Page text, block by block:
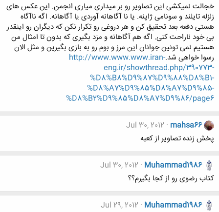
خجالت نمیکشی این تصاویر رو بر میداری میاری انجمن. این عکس های
زلزله تایلند و سونامی ژاپنه. یا نا آگاهانه آوردی یا آگاهانه. اگه ناآگاه
هستی دفعه بعد تحقیق کن و هر دروغی رو تکرار نکن که دیگران رو اینقدر
بی خود ناراحت کنی. اگه هم آگاهانه و مزد بگیری که بدون تا امثال من
هستیم نمی تونین جوانان این مرز و بوم رو به بازی بگیرین و مثل الان
رسوا خواهی شد.http://www.www.www.iran-
eng.ir/showthread.php/390773-
%D8%B8%D9%87%D9%88%D8%B1-
%D8%A7%D9%85%D8%A7%D9%85-
%D8%B2%D9%85%D8%A7%D9%86/page6
mahsa66
Jul 30, 2012
پخش زنده تصاویر از کعبه
Muhammad1986
Jul 30, 2012
کتاب رضوی رو از کجا بگیرم؟؟
Muhammad1986
Jul 29, 2012